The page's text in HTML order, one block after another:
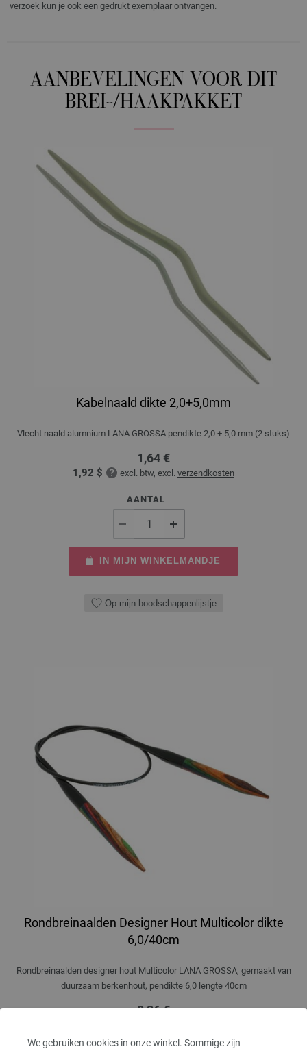
We gebruiken cookies in onze winkel. Sommige zijn
verzoek kun je ook een gedrukt exemplaar ontvangen.
AANBEVELINGEN VOOR DIT
BREI-/HAAKPAKKET
Kabelnaald dikte 2,0+5,0mm
Vlecht naald alumnium LANA GROSSA pendikte 2,0 + 5,0 mm (2 stuks)
1,64 €
1,92 $ excl. btw, excl. verzendkosten
AANTAL
IN MIJN WINKELMANDJE
Op mijn boodschappenlijstje
Rondbreinaalden Designer Hout Multicolor dikte
6,0/40cm
Rondbreinaalden designer hout Multicolor LANA GROSSA, gemaakt van
duurzaam berkenhout, pendikte 6,0 lengte 40cm
8,36 €